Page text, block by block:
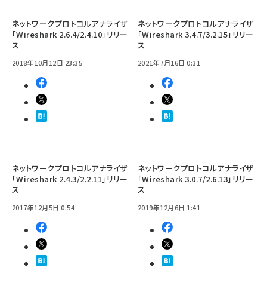
ネットワークプロトコルアナライザ
「Wireshark 2.6.4/2.4.10」リリー
ス
2018年10月12日 23:35
ネットワークプロトコルアナライザ
「Wireshark 3.4.7/3.2.15」リリー
ス
2021年7月16日 0:31
ネットワークプロトコルアナライザ
「Wireshark 2.4.3/2.2.11」リリー
ス
2017年12月5日 0:54
ネットワークプロトコルアナライザ
「Wireshark 3.0.7/2.6.13」リリー
ス
2019年12月6日 1:41